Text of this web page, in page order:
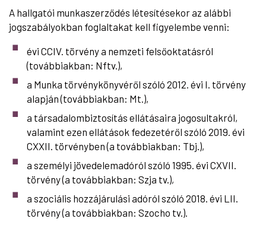
A hallgatói munkaszerződés létesítésekor az alábbi
jogszabályokban foglaltakat kell figyelembe venni:
évi CCIV. törvény a nemzeti felsőoktatásról
(továbbiakban: Nftv.),
a Munka törvénykönyvéről szóló 2012. évi I. törvény
alapján (továbbiakban: Mt.),
a társadalombiztosítás ellátásaira jogosultakról,
valamint ezen ellátások fedezetéről szóló 2019. évi
CXXII. törvényben (a továbbiakban: Tbj.),
a személyi jövedelemadóról szóló 1995. évi CXVII.
törvény (a továbbiakban: Szja tv.),
a szociális hozzájárulási adóról szóló 2018. évi LII.
törvény (a továbbiakban: Szocho tv.).